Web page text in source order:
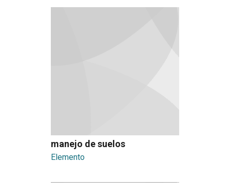
manejo de suelos
Elemento